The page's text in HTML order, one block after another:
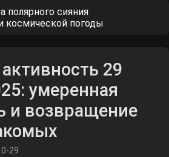
полярного сияния
космической погоды
29
умеренная
и возвращение
29